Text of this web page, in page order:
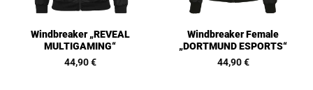
Windbreaker „REVEAL
MULTIGAMING“
44,90€
Windbreaker Female
„DORTMUND ESPORTS“
44,90€